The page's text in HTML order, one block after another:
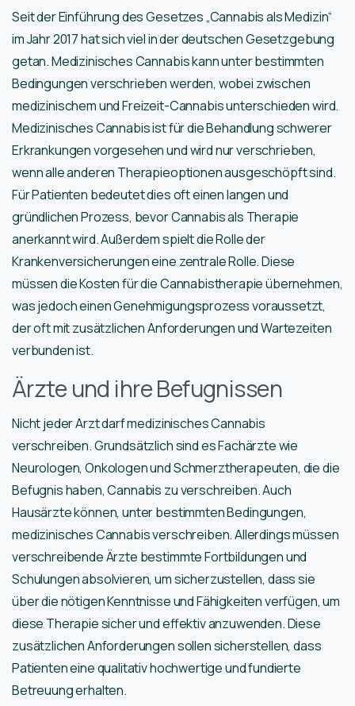
Seit der Einführung des Gesetzes „Cannabis als Medizin“
im Jahr 2017 hat sich viel in der deutschen Gesetzgebung
getan. Medizinisches Cannabis kann unter bestimmten
Bedingungen verschrieben werden, wobei zwischen
medizinischem und Freizeit-Cannabis unterschieden wird.
Medizinisches Cannabis ist für die Behandlung schwerer
Erkrankungen vorgesehen und wird nur verschrieben,
wenn alle anderen Therapieoptionen ausgeschöpft sind.
Für Patienten bedeutet dies oft einen langen und
gründlichen Prozess, bevor Cannabis als Therapie
anerkannt wird. Außerdem spielt die Rolle der
Krankenversicherungen eine zentrale Rolle. Diese
müssen die Kosten für die Cannabistherapie übernehmen,
was jedoch einen Genehmigungsprozess voraussetzt,
der oft mit zusätzlichen Anforderungen und Wartezeiten
verbunden ist.
Ärzte und ihre Befugnissen
Nicht jeder Arzt darf medizinisches Cannabis
verschreiben. Grundsätzlich sind es Fachärzte wie
Neurologen, Onkologen und Schmerztherapeuten, die die
Befugnis haben, Cannabis zu verschreiben. Auch
Hausärzte können, unter bestimmten Bedingungen,
medizinisches Cannabis verschreiben. Allerdings müssen
verschreibende Ärzte bestimmte Fortbildungen und
Schulungen absolvieren, um sicherzustellen, dass sie
über die nötigen Kenntnisse und Fähigkeiten verfügen, um
diese Therapie sicher und effektiv anzuwenden. Diese
zusätzlichen Anforderungen sollen sicherstellen, dass
Patienten eine qualitativ hochwertige und fundierte
Betreuung erhalten.